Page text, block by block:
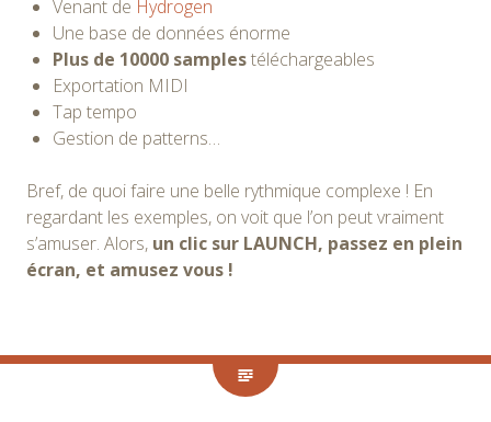
Venant de Hydrogen
Une base de données énorme
Plus de 10000 samplestéléchargeables
Exportation MIDI
Tap tempo
Gestion de patterns…
Bref, de quoi faire une belle rythmique complexe ! En
regardant les exemples, on voit que l’on peut vraiment
s’amuser. Alors, un clic sur LAUNCH, passez en plein
écran, et amusez vous !